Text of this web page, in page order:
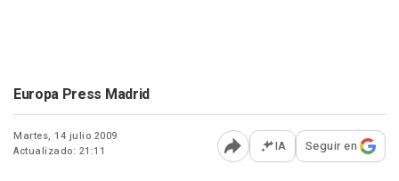
Europa Press Madrid
Martes, 14 julio 2009
Actualizado: 21:11
Abrir opciones para
IA Seguir en